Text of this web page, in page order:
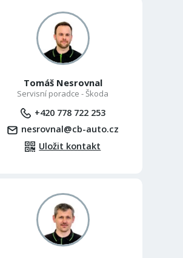
Tomáš Nesrovnal
Servisní poradce - Škoda
+420 778 722 253
nesrovnal@cb-auto.cz
Uložit kontakt